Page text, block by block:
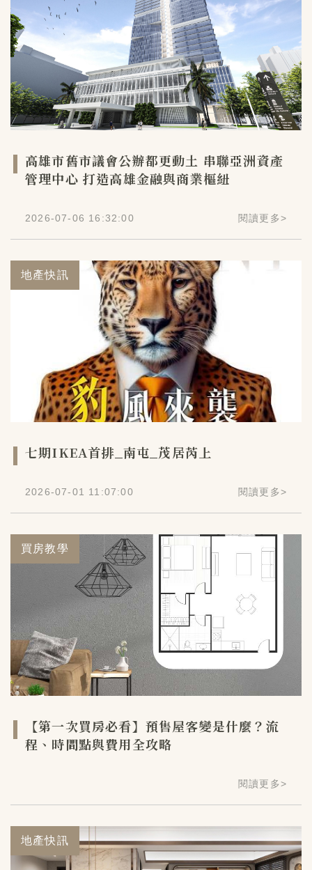
高雄市舊市議會公辦都更動土 串聯亞洲資產
管理中心 打造高雄金融與商業樞紐
2026-07-06 16:32:00 閱讀更多>
地產快訊
七期IKEA首排_南屯_茂居芮上
2026-07-01 11:07:00 閱讀更多>
買房教學
【第一次買房必看】預售屋客變是什麼？流
程、時間點與費用全攻略
閱讀更多>
地產快訊